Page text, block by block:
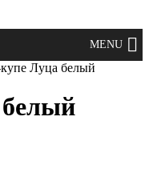
Луца белый